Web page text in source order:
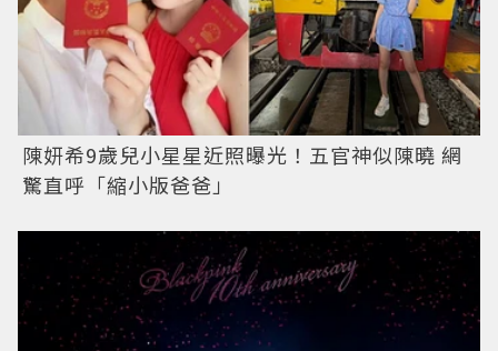
陳妍希9歲兒小星星近照曝光！五官神似陳曉 網
驚直呼「縮小版爸爸」